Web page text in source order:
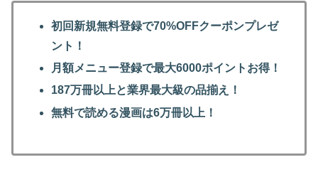
初回新規無料登録で70%OFFクーポンプレゼ
ント！
月額メニュー登録で最大6000ポイントお得！
187万冊以上と業界最大級の品揃え！
無料で読める漫画は6万冊以上！